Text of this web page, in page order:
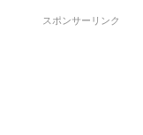
スポンサーリンク